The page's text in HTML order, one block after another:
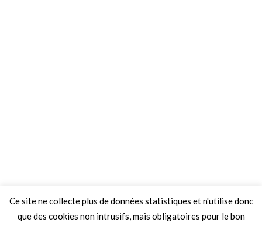
Ce site ne collecte plus de données statistiques et n'utilise donc
que des cookies non intrusifs, mais obligatoires pour le bon